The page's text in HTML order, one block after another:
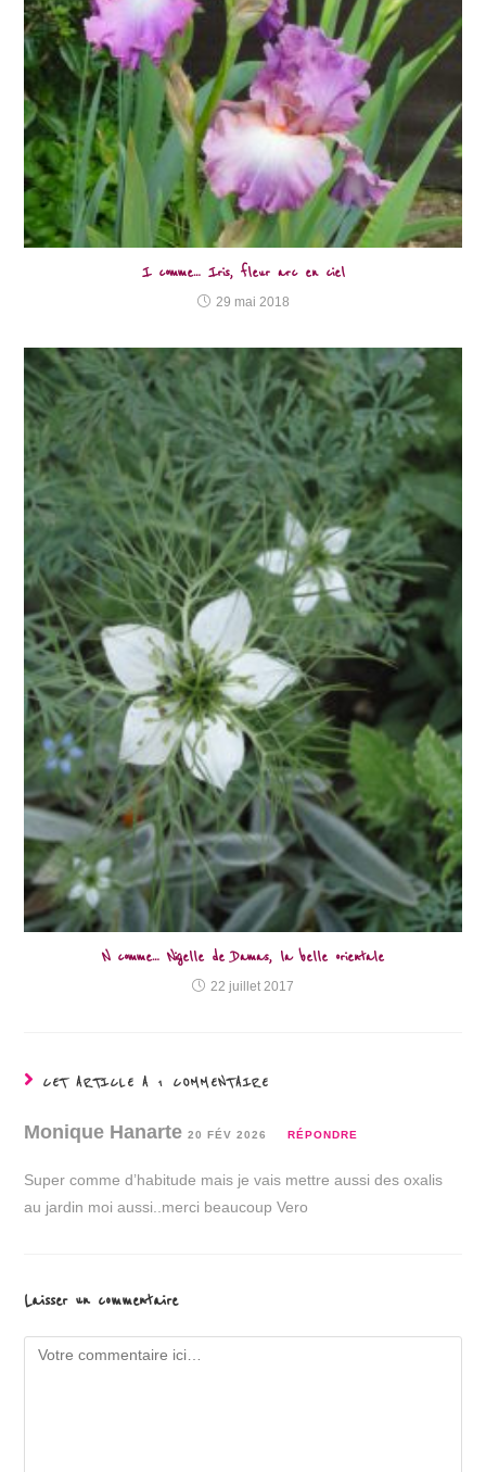
I comme… Iris, fleur arc en ciel
29 mai 2018
N comme… Nigelle de Damas, la belle orientale
22 juillet 2017
CET ARTICLE A 1 COMMENTAIRE
Monique Hanarte20 FÉV 2026 RÉPONDRE
Super comme d’habitude mais je vais mettre aussi des oxalis
au jardin moi aussi..merci beaucoup Vero
Laisser un commentaire